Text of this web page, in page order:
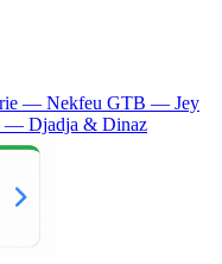
— Nekfeu GTB — Jey
— Djadja & Dinaz